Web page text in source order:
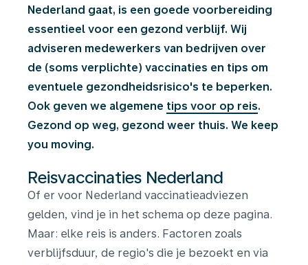
Nederland gaat, is een goede voorbereiding
essentieel voor een gezond verblijf. Wij
adviseren medewerkers van bedrijven over
de (soms verplichte) vaccinaties en tips om
eventuele gezondheidsrisico's te beperken.
Ook geven we algemene tips voor op reis.
Gezond op weg, gezond weer thuis. We keep
you moving.
Reisvaccinaties Nederland
Of er voor Nederland vaccinatieadviezen
gelden, vind je in het schema op deze pagina.
Maar: elke reis is anders. Factoren zoals
verblijfsduur, de regio's die je bezoekt en via